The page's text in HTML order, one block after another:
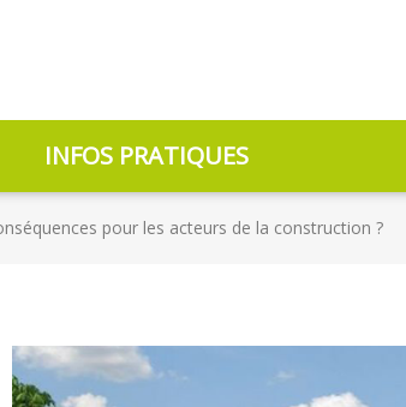
INFOS PRATIQUES
pour les acteurs de la construction ?